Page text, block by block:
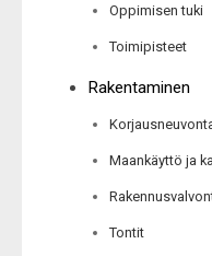
Oppimisen tuki
Toimipisteet
Rakentaminen
Maankäyttö ja
Tontit